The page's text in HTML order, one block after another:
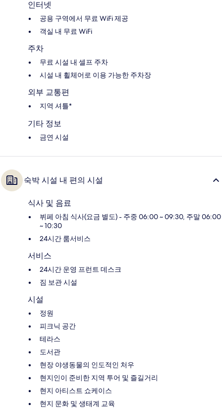
인터넷
공용 구역에서 무료 WiFi 제공
객실 내 무료 WiFi
주차
무료 시설 내 셀프 주차
시설 내 휠체어로 이용 가능한 주차장
외부 교통편
지역 셔틀*
기타 정보
금연 시설
숙박 시설 내 편의 시설
식사 및 음료
뷔페 아침 식사(요금 별도) - 주중 06:00 ~ 09:30, 주말 06:00
~ 10:30
24시간 룸서비스
서비스
24시간 운영 프런트 데스크
짐 보관 시설
시설
정원
피크닉 공간
테라스
도서관
현장 야생동물의 인도적인 처우
현지인이 준비한 지역 투어 및 즐길거리
현지 아티스트 쇼케이스
현지 문화 및 생태계 교육